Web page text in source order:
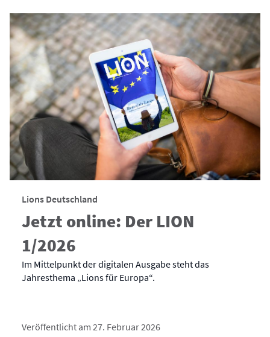
Lions Deutschland
Jetzt online: Der LION
1/2026
Im Mittelpunkt der digitalen Ausgabe steht das
Jahresthema „Lions für Europa“.
Veröffentlicht am 27. Februar 2026